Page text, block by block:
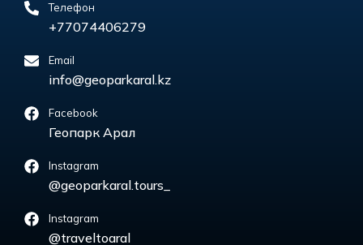
Телефон
+77074406279
Email
info@geoparkaral.kz
Facebook
Геопарк Арал
Instagram
@geoparkaral.tours_
Instagram
@traveltoaral